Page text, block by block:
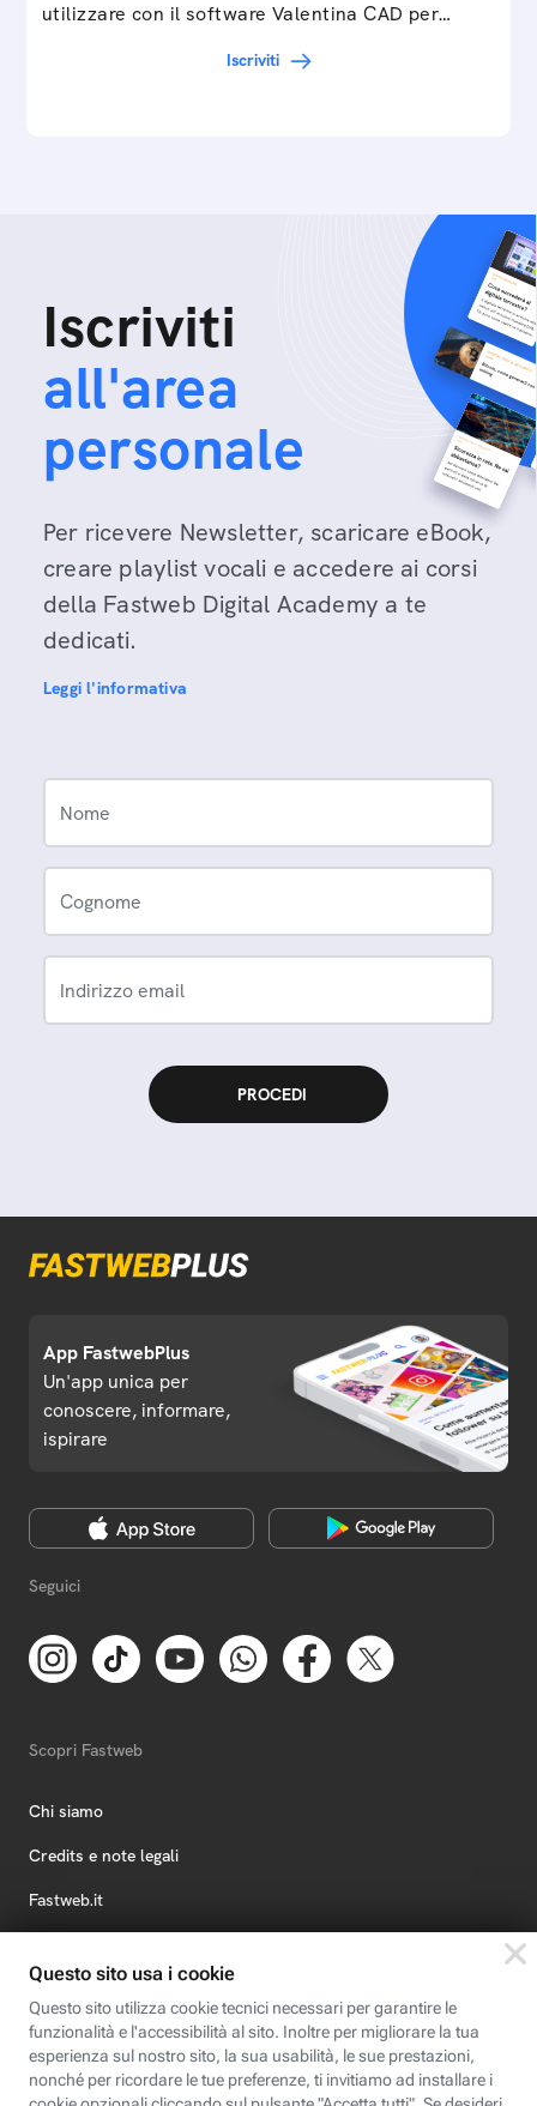
utilizzare con il software Valentina CAD per…
Iscriviti
Iscriviti
all'area
personale
Per ricevere Newsletter, scaricare eBook,
creare playlist vocali e accedere ai corsi
della Fastweb Digital Academy a te
dedicati.
Leggi l'informativa
Nome
Cognome
Indirizzo email
App FastwebPlus
Un'app unica per
conoscere, informare,
ispirare
Seguici
Scopri Fastweb
Chi siamo
Credits e note legali
Fastweb.it
Fastweb Digital Academy
STEP FuturAbility District